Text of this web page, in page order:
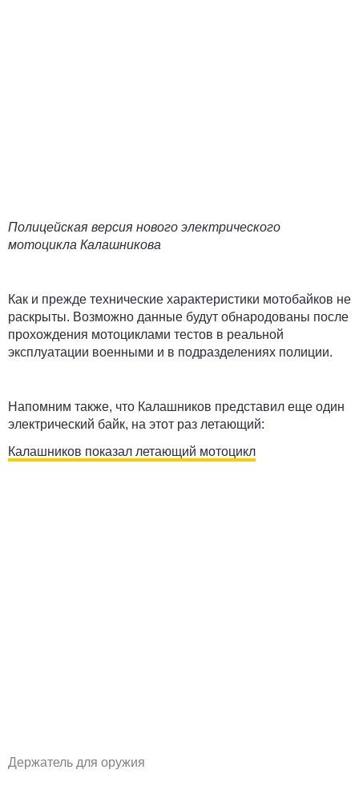
Полицейская версия нового электрического
мотоцикла Калашникова
Как и прежде технические характеристики мотобайков не
раскрыты. Возможно данные будут обнародованы после
прохождения мотоциклами тестов в реальной
эксплуатации военными и в подразделениях полиции.
Напомним также, что Калашников представил еще один
электрический байк, на этот раз летающий:
Калашников показал летающий мотоцикл
Держатель для оружия